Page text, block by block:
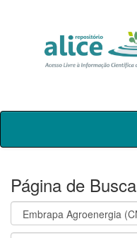
Skip
Página de Busca